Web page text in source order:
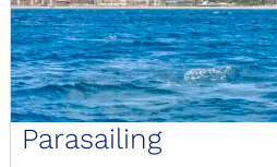
Parasailing